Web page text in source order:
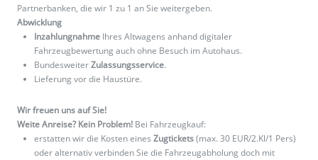
Partnerbanken, die wir 1 zu 1 an Sie weitergeben.
Abwicklung
Inzahlungnahme Ihres Altwagens anhand digitaler
Fahrzeugbewertung auch ohne Besuch im Autohaus.
BundesweiterZulassungsservice.
Lieferung vor die Haustüre.
Wir freuen uns auf Sie!
Weite Anreise? Kein Problem! Bei Fahrzeugkauf:
erstatten wir die Kosten eines Zugtickets(max. 30 EUR/2.Kl/1 Pers)
oder alternativ verbinden Sie die Fahrzeugabholung doch mit